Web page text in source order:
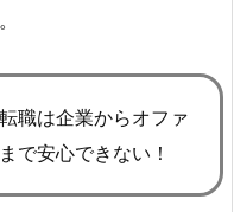
職は企業からオファ
で安心できない！